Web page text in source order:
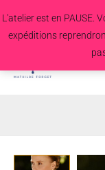
L'atelier est en PAUSE.
expéditions
au
contenu
quantité